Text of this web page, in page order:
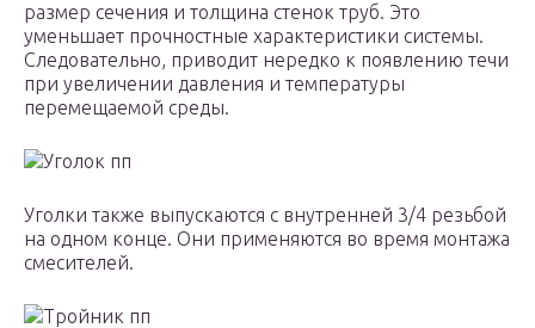
размер сечения и толщина стенок труб. Это
уменьшает прочностные характеристики системы.
Следовательно, приводит нередко к появлению течи
при увеличении давления и температуры
перемещаемой среды.
Уголок пп
Уголки также выпускаются с внутренней 3/4 резьбой
на одном конце. Они применяются во время монтажа
смесителей.
Тройник пп